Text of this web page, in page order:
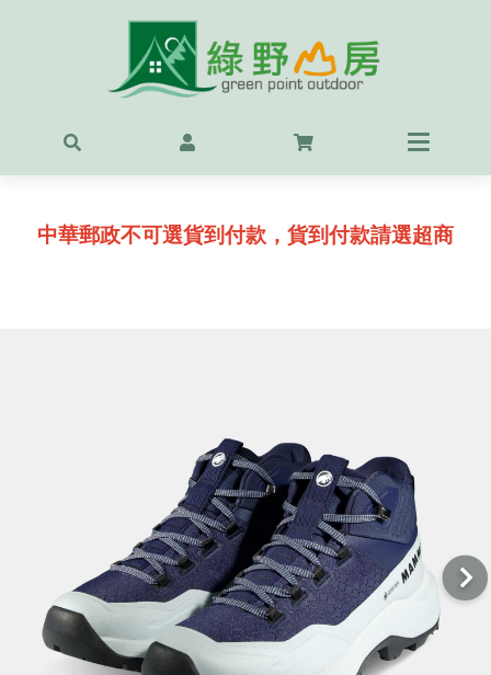
配件
中華郵政不可選貨到付款，貨到付款請選超商